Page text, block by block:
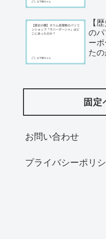
【
の
ー
たの
固定
お問い合わせ
プライバシーポリ